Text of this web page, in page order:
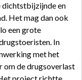
dichtstbijzijnde en
Het mag dan ook
een grote
In
met het
om de drugsoverlast